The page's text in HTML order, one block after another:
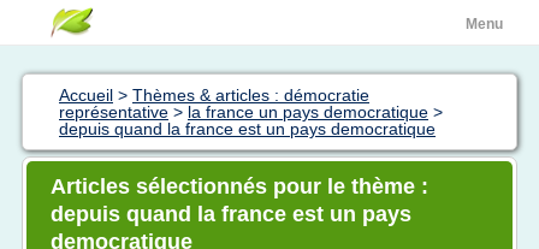
Menu
Accueil > Thèmes & articles : démocratie
représentative > la france un pays democratique >
depuis quand la france est un pays democratique
Articles sélectionnés pour le thème :
depuis quand la france est un pays
democratique